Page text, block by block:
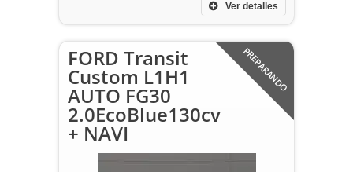
Ver detalles
PREPARANDO
FORD Transit
Custom L1H1
AUTO FG30
2.0EcoBlue130cv
+ NAVI